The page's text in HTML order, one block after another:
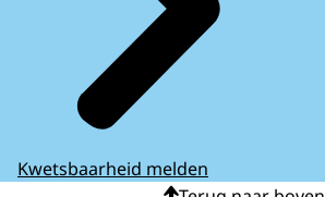
Kwetsbaarheid melden